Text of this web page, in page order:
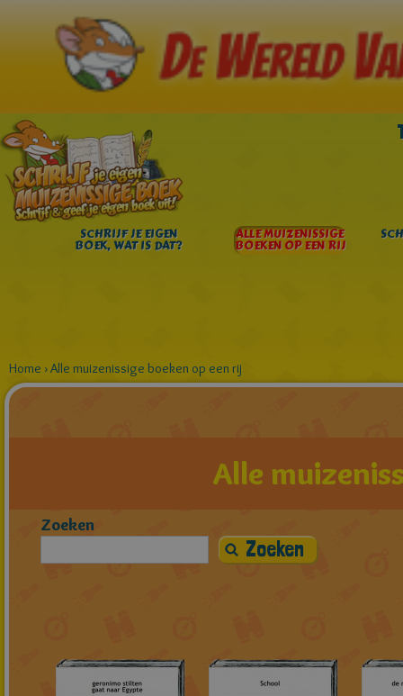
SCHRIJF JE EIGEN
BOEK, WAT IS DAT?
ALLE MUIZENISSIGE
BOEKEN OP EEN RIJ
Home ›Alle muizenissige boeken op een rij
Alle
Zoeken